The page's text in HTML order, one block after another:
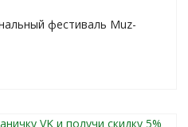
фестиваль Muz-